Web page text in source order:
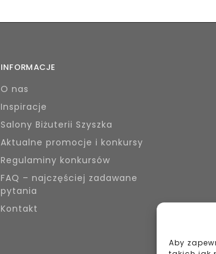
Aby
INFORMACJE
O nas
Inspiracje
Salony Biżuterii Szyszka
Aktualne promocje i konkursy
Regulaminy konkursów
FAQ – najczęściej zadawane
pytania
Kontakt